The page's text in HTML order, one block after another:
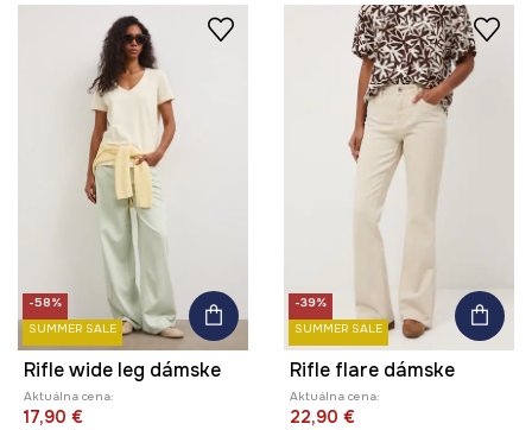
-58%
SUMMER SALE
Rifle wide leg dámske
Aktuálna cena:
17,90 €
-39%
SUMMER SALE
Rifle flare dámske
Aktuálna cena:
22,90 €